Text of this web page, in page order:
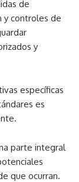
de
y controles de
y
específicas
es
parte integral
que ocurran.